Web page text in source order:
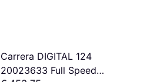
Carrera DIGITAL 124
20023633 Full Speed